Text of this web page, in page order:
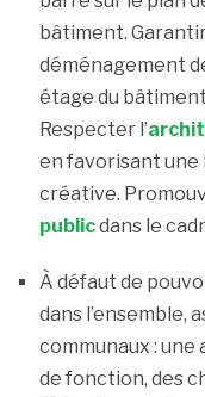
bâtiment.
déménagement
étage du
Respecter l’
en favorisant
créative.
publicdans le
À défaut de
dans l’ensemble,
communaux :
de fonction, des